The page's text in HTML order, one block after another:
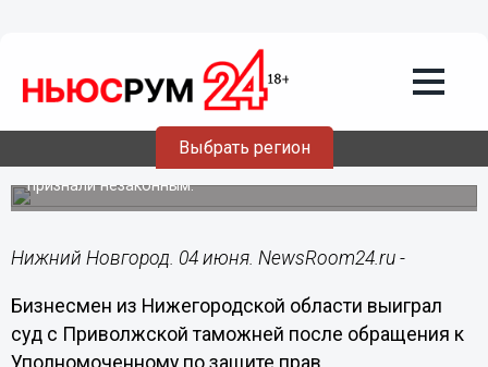
Выбрать регион
Помощник нижегородского бизнес-
омбудсмена отстоял права
предпринимателя
В результате постановление Приволжской таможни
признали незаконным.
Нижний Новгород. 04 июня. NewsRoom24.ru -
Бизнесмен из Нижегородской области выиграл
суд с Приволжской таможней после обращения к
Уполномоченному по защите прав